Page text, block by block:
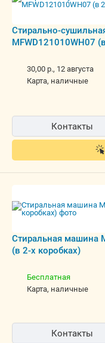
Стирально-
MFWD121010WH07
30,00 р., 12 августа
карта, наличные
Контакты
Стиральная машина
(в 2-х коробках)
Бесплатная
карта, наличные
Контакты